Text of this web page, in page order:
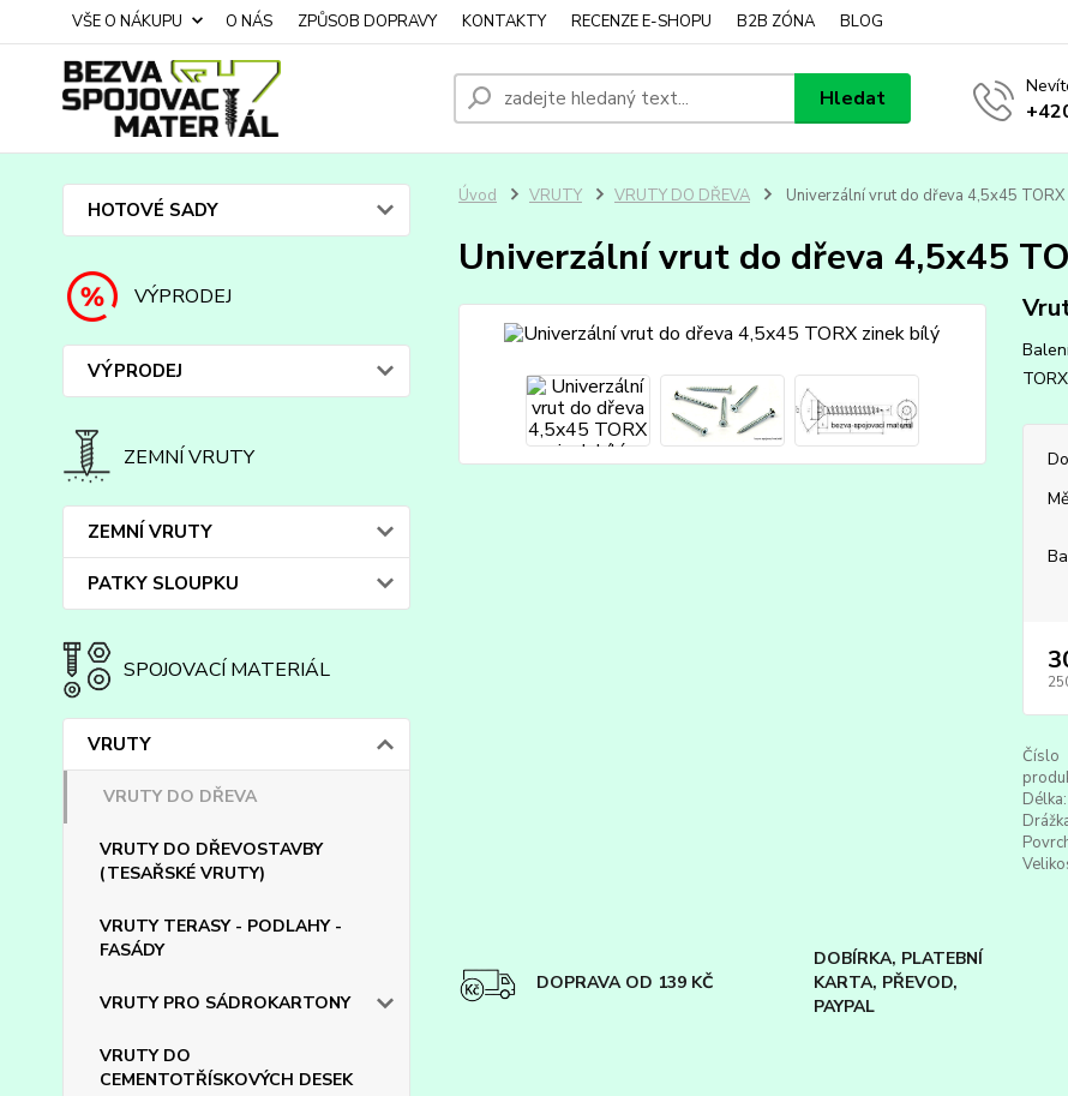
VŠE O NÁKUPU O NÁS ZPŮSOB DOPRAVY KONTAKTY RECENZE E-SHOPU B2B ZÓNA BLOG
Hledat
HOTOVÉ SADY
VÝPRODEJ
VÝPRODEJ
ZEMNÍ VRUTY
ZEMNÍ VRUTY
PATKY SLOUPKU
SPOJOVACÍ MATERIÁL
VRUTY
VRUTY DO DŘEVA
VRUTY DO DŘEVOSTAVBY
(TESAŘSKÉ VRUTY)
VRUTY TERASY - PODLAHY -
FASÁDY
VRUTY PRO SÁDROKARTONY
VRUTY DO
CEMENTOTŘÍSKOVÝCH DESEK
Úvod VRUTY VRUTY DO DŘEVA Univerzální vrut do dřeva 4,5x45
Univerzální vrut do dřeva 4,5x45
Číslo
Délka:
DOPRAVA OD 139 KČ
DOBÍRKA, PLATEBNÍ
KARTA, PŘEVOD,
PAYPAL